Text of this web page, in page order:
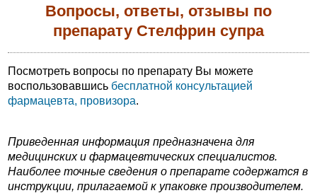
Вопросы, ответы, отзывы по
препарату Стелфрин супра
Посмотреть вопросы по препарату Вы можете
воспользовавшись бесплатной консультацией
фармацевта, провизора.
Приведенная информация предназначена для
медицинских и фармацевтических специалистов.
Наиболее точные сведения о препарате содержатся в
инструкции, прилагаемой к упаковке производителем.